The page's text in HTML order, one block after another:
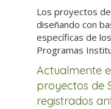
Los proyectos
diseñando con
específicas de
Programas
Actualmente
proyectos de
registrados